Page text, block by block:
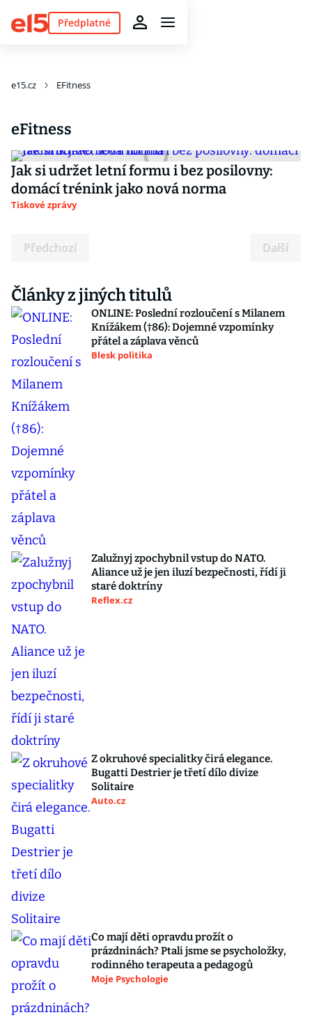
Předplatné
e15.cz EFitness
eFitness
Jak si udržet letní formu i bez posilovny:
domácí trénink jako nová norma
Tiskové zprávy
Předchozí Další
Články z jiných titulů
ONLINE: Poslední rozloučení s Milanem
Knížákem (†86): Dojemné vzpomínky
přátel a záplava věnců
Blesk politika
Zalužnyj zpochybnil vstup do NATO.
Aliance už je jen iluzí bezpečnosti, řídí ji
staré doktríny
Reflex.cz
Z okruhové specialitky čirá elegance.
Bugatti Destrier je třetí dílo divize
Solitaire
Auto.cz
Co mají děti opravdu prožít o
prázdninách? Ptali jsme se psycholožky,
rodinného terapeuta a pedagogů
Moje Psychologie